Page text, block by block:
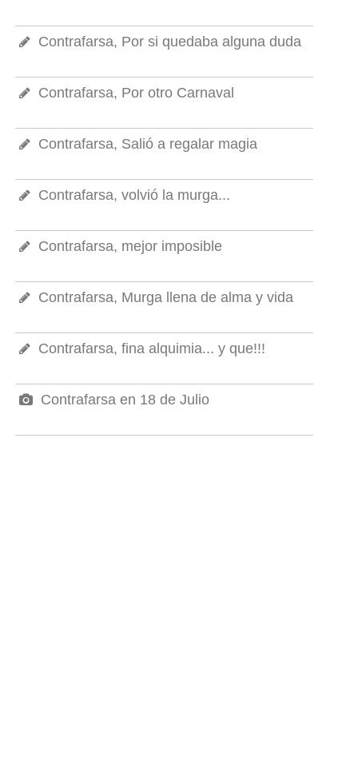
Contrafarsa, Por si quedaba alguna duda
Contrafarsa, Por otro Carnaval
Contrafarsa, Salió a regalar magia
Contrafarsa, volvió la murga...
Contrafarsa, mejor imposible
Contrafarsa, Murga llena de alma y vida
Contrafarsa, fina alquimia... y que!!!
Contrafarsa en 18 de Julio